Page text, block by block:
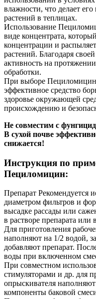
влажности, что делает
растений в теплицах.
Использование
виде концентрата,
концентрации и
растений. Благодаря
активность на
обработки.
При выборе
эффективное средство
здоровье окружающей
происхождению и
Не совместим с
В сухой почве
снижается!
Инструкция по
Пециломицин:
Препарат Рекомендуется
диаметром фильтров и
высадке рассады или
в растворе препарата или
Для приготовления
наполняют на 1/2 водой,
добавляют препарат.
воды при включенном
При совместном
стимуляторами и др. для
опрыскивателя
компоненты баковой